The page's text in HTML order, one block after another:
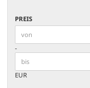
PREIS
PREIS
Preis bis
-
EUR